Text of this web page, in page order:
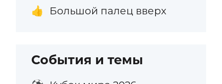
👍 Большой палец вверх
События и темы